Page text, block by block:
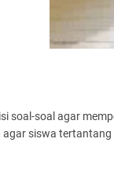
soal-soal agar
agar siswa